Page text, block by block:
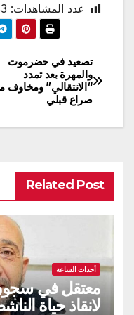
عدد المشاهدات:
تصفّح
المقالات
تصعيد في حضرموت
والمهرة بعد تمدد
“الانتقالي” ومخاوف
صراع قبلي
Related Post
أحداث الساعة
معتقل في
لانقاذ حياة